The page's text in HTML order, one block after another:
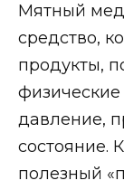
Мятный
средство,
продукты,
давление,
состояние.
полезный